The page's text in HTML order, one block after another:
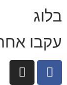
בלוג
עקבו